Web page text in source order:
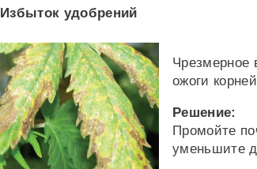
Избыток удобрений
Чрезмерное
ожоги
Решение:
Промойте
уменьшите